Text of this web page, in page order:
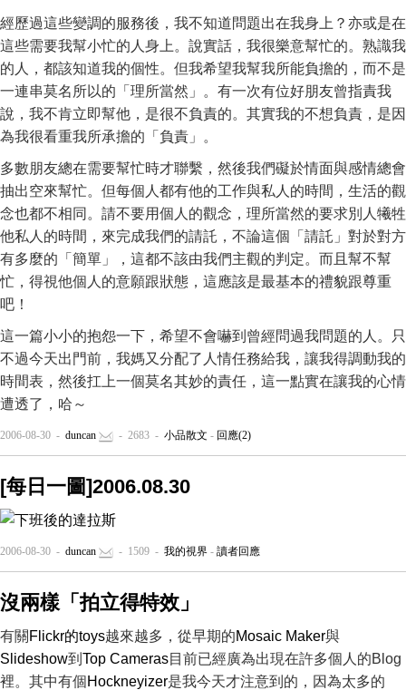
經歷過這些變調的服務後，我不知道問題出在我身上？亦或是在
這些需要我幫小忙的人身上。說實話，我很樂意幫忙的。熟識我
的人，都該知道我的個性。但我希望我幫我所能負擔的，而不是
一連串莫名所以的「理所當然」。有一次有位好朋友曾指責我
說，我不肯立即幫他，是很不負責的。其實我的不想負責，是因
為我很看重我所承擔的「負責」。
多數朋友總在需要幫忙時才聯繫，然後我們礙於情面與感情總會
抽出空來幫忙。但每個人都有他的工作與私人的時間，生活的觀
念也都不相同。請不要用個人的觀念，理所當然的要求別人犧牲
他私人的時間，來完成我們的請託，不論這個「請託」對於對方
有多麼的「簡單」，這都不該由我們主觀的判定。而且幫不幫
忙，得視他個人的意願跟狀態，這應該是最基本的禮貌跟尊重
吧！
這一篇小小的抱怨一下，希望不會嚇到曾經問過我問題的人。只
不過今天出門前，我媽又分配了人情任務給我，讓我得調動我的
時間表，然後扛上一個莫名其妙的責任，這一點實在讓我的心情
遭透了，哈～
2006-08-30 - duncan - 2683 - 小品散文 - 回應(2)
[每日一圖]2006.08.30
2006-08-30 - duncan - 1509 - 我的視界 - 讀者回應
沒兩樣「拍立得特效」
有關 Flickr的toys越來越多，從早期的Mosaic Maker與
Slideshow到 Top Cameras目前已經廣為出現在許多個人的Blog
裡。其中有個Hockneyizer是我今天才注意到的，因為太多的